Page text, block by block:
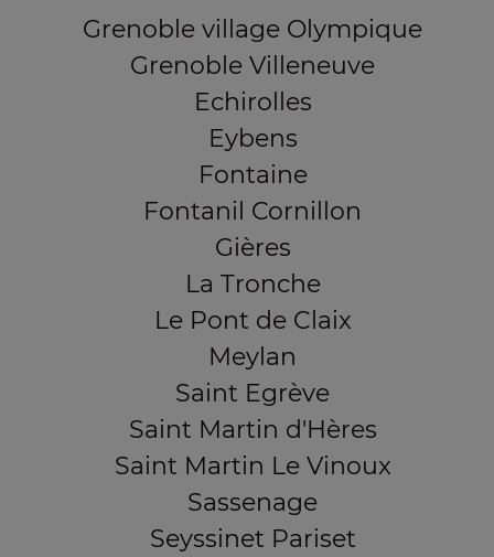
Grenoble village Olympique
Grenoble Villeneuve
Echirolles
Eybens
Fontaine
Fontanil Cornillon
Gières
La Tronche
Le Pont de Claix
Meylan
Saint Egrève
Saint Martin d'Hères
Saint Martin Le Vinoux
Sassenage
Seyssinet Pariset